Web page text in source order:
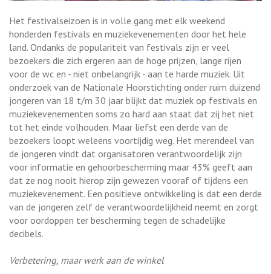
Het festivalseizoen is in volle gang met elk weekend
honderden festivals en muziekevenementen door het hele
land. Ondanks de populariteit van festivals zijn er veel
bezoekers die zich ergeren aan de hoge prijzen, lange rijen
voor de wc en - niet onbelangrijk - aan te harde muziek. Uit
onderzoek van de Nationale Hoorstichting onder ruim duizend
jongeren van 18 t/m 30 jaar blijkt dat muziek op festivals en
muziekevenementen soms zo hard aan staat dat zij het niet
tot het einde volhouden. Maar liefst een derde van de
bezoekers loopt weleens voortijdig weg. Het merendeel van
de jongeren vindt dat organisatoren verantwoordelijk zijn
voor informatie en gehoorbescherming maar 43% geeft aan
dat ze nog nooit hierop zijn gewezen vooraf of tijdens een
muziekevenement. Een positieve ontwikkeling is dat een derde
van de jongeren zelf de verantwoordelijkheid neemt en zorgt
voor oordoppen ter bescherming tegen de schadelijke
decibels.
Verbetering, maar werk aan de winkel